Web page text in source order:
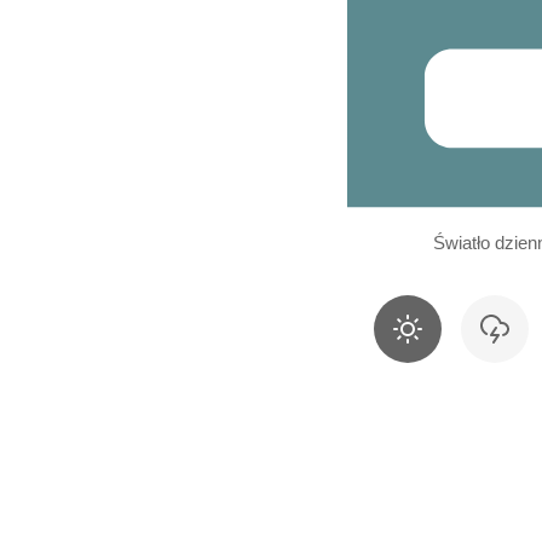
Światło